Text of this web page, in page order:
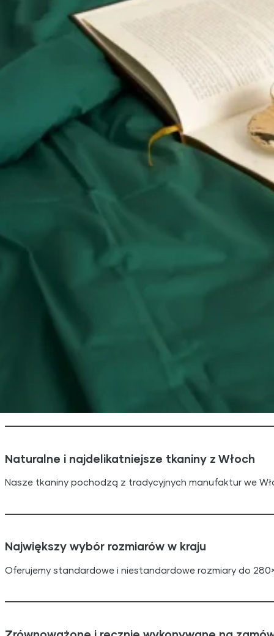
Naturalne i najdelikatniejsze tkaniny z Włoch
Nasze tkaniny pochodzą z tradycyjnych manufaktur we
Największy wybór rozmiarów w kraju
Oferujemy standardowe i niestandardowe rozmiary do